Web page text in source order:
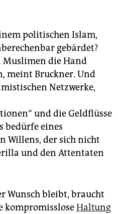
politischen Islam,
gebärdet?
die Hand
meint Bruckner. Und
Netzwerke,
und die Geldflüsse
bedürfe eines
Willens, der sich nicht
und den Attentaten
Wunsch bleibt, braucht
kompromissloseHaltung